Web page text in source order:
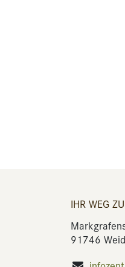
IHR WEG
91746